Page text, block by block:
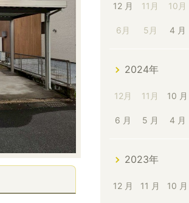
12 月 11月 10月
6月 5月 4 月
2024年
12月 11月 10 月
6 月 5 月 4 月
2023年
12 月 11 月 10 月